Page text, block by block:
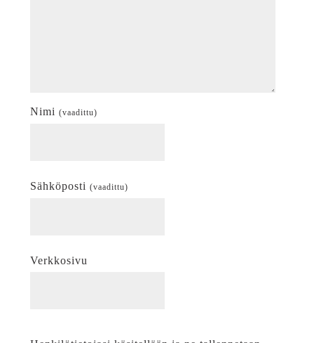
Nimi (vaadittu)
Sähköposti (vaadittu)
Verkkosivu